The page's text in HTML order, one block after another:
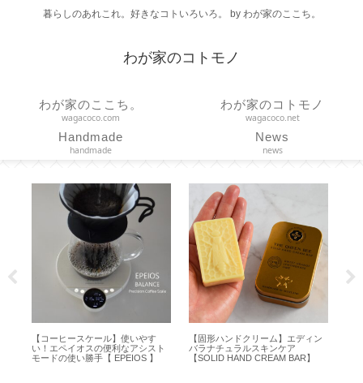
暮らしのあれこれ。好きなコトいろいろ。 by わが家のここち。
わが家のコトモノ
わが家のここち。
wagacoco.com
わが家のコトモノ
wagacoco.net
Handmade
handmade
News
news
スケール】使いやす
オスの便利なアシスト
い勝手【 EPEIOS 】
【固形ハンドクリーム】エディン
バラナチュラルスキンケア
【SOLID HAND CREAM BAR】
【 dアニメTV テレビ
法】ミラーリングで
止を消すには？【